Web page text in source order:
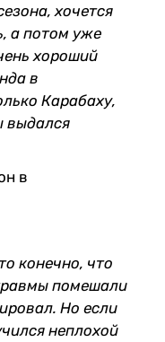
хочется
а потом уже
хороший
в
Карабаху,
выдался
в
конечно, что
помешали
Но если
неплохой